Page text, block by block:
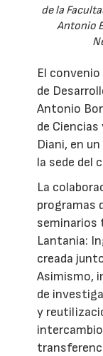
de la
Antonio
El
de
Antonio
de Ciencias
Diani, en
la sede del
La
programas
seminarios
Lantania:
creada
Asimismo,
de
y